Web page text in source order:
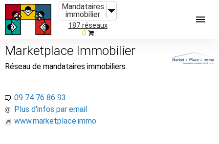
Mandataires
immobilier
187 réseaux
0
Marketplace Immobilier
Réseau de mandataires immobiliers
09 74 76 86 93
Plus d'infos par email
www.marketplace.immo